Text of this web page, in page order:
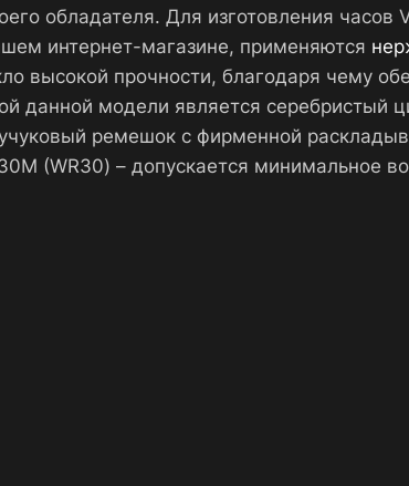
обладателя. Для изготовления
интернет-магазине, применяются
высокой прочности, благодаря чему
данной модели является серебристый
ремешок с фирменной
(WR30) – допускается минимальное